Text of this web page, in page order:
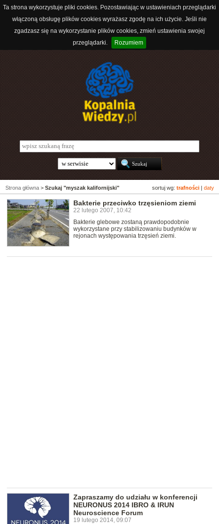
Ta strona wykorzystuje pliki cookies. Pozostawiając w ustawieniach przeglądarki
włączoną obsługę plików cookies wyrażasz zgodę na ich użycie. Jeśli nie
zgadzasz się na wykorzystanie plików cookies, zmień ustawienia swojej
przeglądarki.
Rozumiem
sortuj wg: trafności daty
Strona główna > Szukaj "myszak kalifornijski"
Bakterie przeciwko trzęsieniom ziemi
22 lutego 2007, 10:42
Bakterie glebowe zostaną prawdopodobnie
wykorzystane przy stabilizowaniu budynków w
rejonach występowania trzęsień ziemi.
Zapraszamy do udziału w konferencji
NEURONUS 2014 IBRO & IRUN
Neuroscience Forum
19 lutego 2014, 09:07